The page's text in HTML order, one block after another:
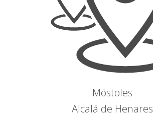
Móstoles
Alcalá de Henares